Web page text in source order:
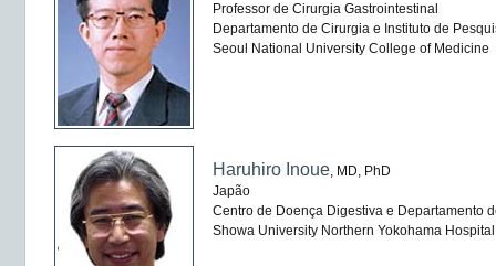
Professor de Cirurgia Gastrointestinal
Departamento de Cirurgia e Instituto de
Seoul National University College of Medicine
Haruhiro Inoue, MD, PhD
Japão
Centro de Doença Digestiva e Departamento
Showa University Northern Yokohama Hospital